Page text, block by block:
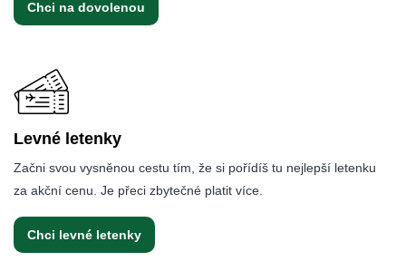
Chci na dovolenou
Levné letenky
Začni svou vysněnou cestu tím, že si pořídíš tu nejlepší letenku
za akční cenu. Je přeci zbytečné platit více.
Chci levné letenky